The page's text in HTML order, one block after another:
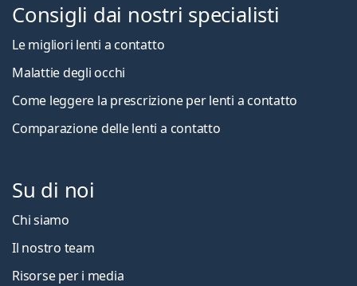
Consigli dai nostri specialisti
Le migliori lenti a contatto
Malattie degli occhi
Come leggere la prescrizione per lenti a contatto
Comparazione delle lenti a contatto
Su di noi
Chi siamo
Il nostro team
Risorse per i media